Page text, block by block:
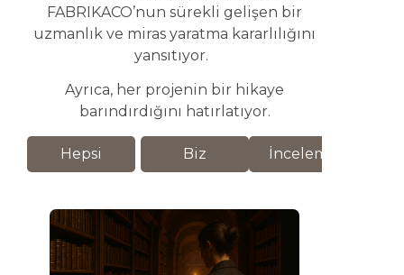
FABRIKACO’nun sürekli gelişen bir
uzmanlık ve miras yaratma kararlılığını
yansıtıyor.
Ayrıca, her projenin bir hikaye
barındırdığını hatırlatıyor.
Hepsi Biz İnceleme